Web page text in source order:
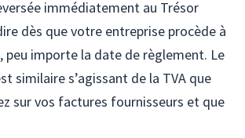
immédiatement au Trésor
dès que votre entreprise procède à
peu importe la date de règlement. Le
similaire s’agissant de la TVA que
sur vos factures fournisseurs et que